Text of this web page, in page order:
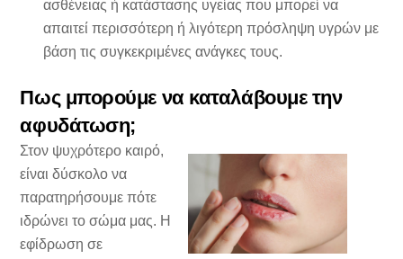
ασθένειας ή κατάστασης υγείας που μπορεί να
απαιτεί περισσότερη ή λιγότερη πρόσληψη υγρών με
βάση τις συγκεκριμένες ανάγκες τους.
Πως μπορούμε να καταλάβουμε την
αφυδάτωση;
Στον ψυχρότερο καιρό,
είναι δύσκολο να
παρατηρήσουμε πότε
ιδρώνει το σώμα μας. Η
εφίδρωση σε